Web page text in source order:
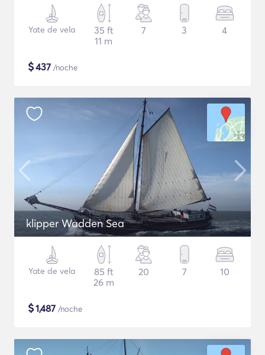
Yate de vela
35 ft
11 m
7 3 4
$437 /noche
klipper Wadden Sea
Yate de vela
85 ft
26 m
20 7 10
$1,487 /noche